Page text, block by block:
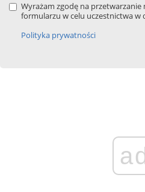
Wyrażam zgodę na
formularzu w celu uczestnictwa w
Polityka prywatności